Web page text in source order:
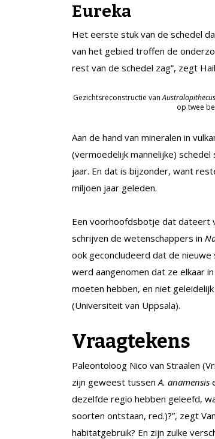
Eureka
Het eerste stuk van de schedel
van het gebied troffen de
rest van de schedel zag”, zegt
Gezichtsreconstructie van
op twee
Aan de hand van mineralen in
(vermoedelijk mannelijke)
jaar. En dat is bijzonder, want
miljoen jaar geleden.
Een voorhoofdsbotje dat dateert
schrijven de wetenschappers in
ook geconcludeerd dat de
werd aangenomen dat ze elkaar
moeten hebben, en niet
(Universiteit van Uppsala).
Vraagtekens
Paleontoloog Nico van Straalen
zijn geweest tussen A. anamensis
dezelfde regio hebben geleefd,
soorten ontstaan, red.)?”, zegt
habitatgebruik? En zijn zulke